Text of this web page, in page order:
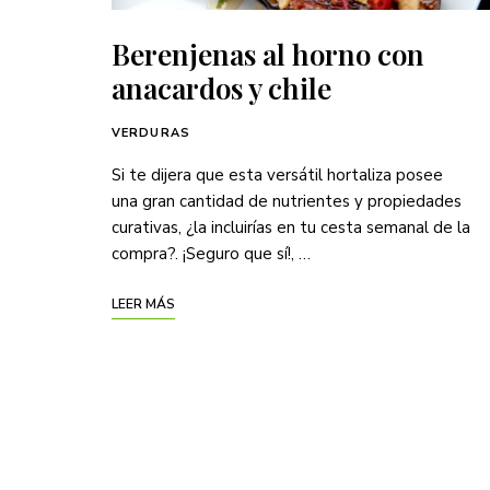
Berenjenas al horno con
anacardos y chile
VERDURAS
Si te dijera que esta versátil hortaliza posee
una gran cantidad de nutrientes y propiedades
curativas, ¿la incluirías en tu cesta semanal de la
compra?. ¡Seguro que sí!, …
LEER MÁS